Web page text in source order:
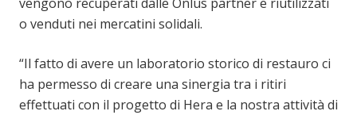
o venduti nei mercatini solidali.
“Il fatto di avere un laboratorio storico di restauro ci
ha permesso di creare una sinergia tra i ritiri
effettuati con il progetto di Hera e la nostra attività di